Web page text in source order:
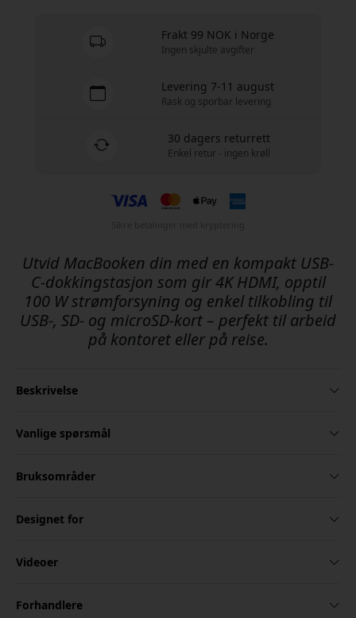
Frakt 99 NOK i Norge
Ingen skjulte avgifter
Levering 7-11 august
Rask og sporbar levering
30 dagers returrett
Enkel retur - ingen krøll
Utvid MacBooken din med en kompakt USB-
C-dokkingstasjon som gir 4K HDMI, opptil
100 W strømforsyning og enkel tilkobling til
USB-, SD- og microSD-kort – perfekt til arbeid
på kontoret eller på reise.
Beskrivelse
Vanlige spørsmål
Bruksområder
Designet for
Videoer
Forhandlere